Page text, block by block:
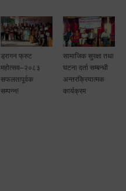
ड्रागन फ्रुट
महोत्सव–२०८३
सफलतापूर्वक
सम्पन्न!
सामाजिक सुरक्षा तथा
घटना दर्ता सम्बन्धी
अन्तरक्रियात्मक
कार्यक्रम